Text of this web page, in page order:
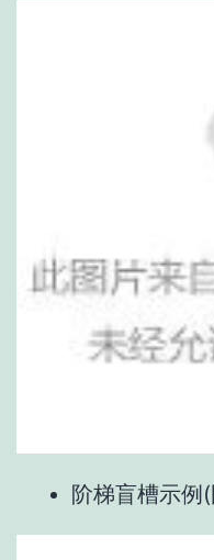
阶梯盲槽示例